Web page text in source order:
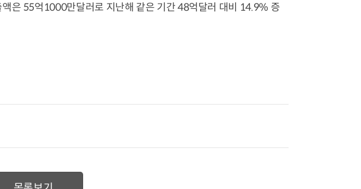
은 55억1000만달러로 지난해 같은 기간 48억달러 대비 14.9% 증